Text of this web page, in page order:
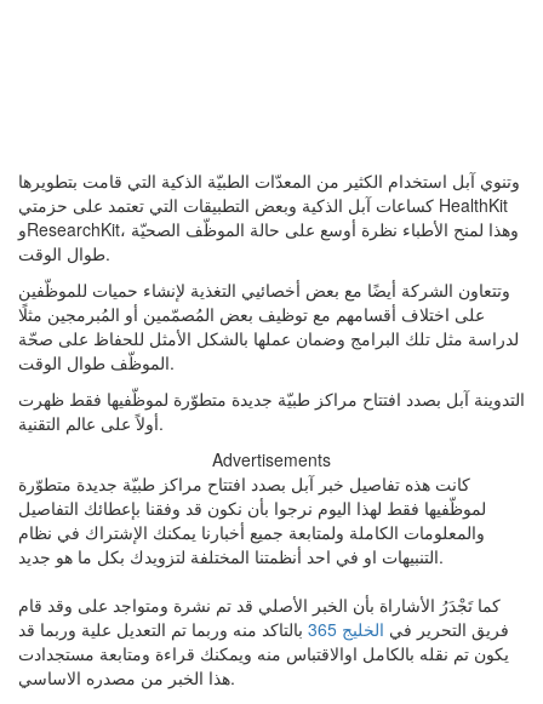
وتنوي آبل استخدام الكثير من المعدّات الطبيّة الذكية التي قامت بتطويرها
كساعات آبل الذكية وبعض التطبيقات التي تعتمد على حزمتي HealthKit
وResearchKit، وهذا لمنح الأطباء نظرة أوسع على حالة الموظّف الصحيّة
طوال الوقت.
وتتعاون الشركة أيضًا مع بعض أخصائيي التغذية لإنشاء حميات للموظّفين
على اختلاف أقسامهم مع توظيف بعض المُصمّمين أو المُبرمجين مثلًا
لدراسة مثل تلك البرامج وضمان عملها بالشكل الأمثل للحفاظ على صحّة
الموظّف طوال الوقت.
التدوينة آبل بصدد افتتاح مراكز طبيّة جديدة متطوّرة لموظّفيها فقط ظهرت
أولاً على عالم التقنية.
Advertisements
كانت هذه تفاصيل خبر آبل بصدد افتتاح مراكز طبيّة جديدة متطوّرة
لموظّفيها فقط لهذا اليوم نرجوا بأن نكون قد وفقنا بإعطائك التفاصيل
والمعلومات الكاملة ولمتابعة جميع أخبارنا يمكنك الإشتراك في نظام
التنبيهات او في احد أنظمتنا المختلفة لتزويدك بكل ما هو جديد.
كما تَجْدَرُ الأشاراة بأن الخبر الأصلي قد تم نشرة ومتواجد على وقد قام
فريق التحرير في الخليج 365
بالتاكد منه وربما تم التعديل علية وربما قد
يكون تم نقله بالكامل اوالاقتباس منه ويمكنك قراءة ومتابعة مستجدادت
هذا الخبر من مصدره الاساسي.